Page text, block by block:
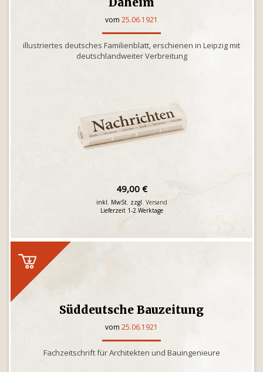
vom 25.06.1921
illustriertes deutsches Familienblatt, erschienen in Leipzig mit
deutschlandweiter Verbreitung
49,00 €
inkl. MwSt. zzgl. Versand
Lieferzeit 1-2 Werktage
Süddeutsche Bauzeitung
vom 25.06.1921
Fachzeitschrift für Architekten und Bauingenieure